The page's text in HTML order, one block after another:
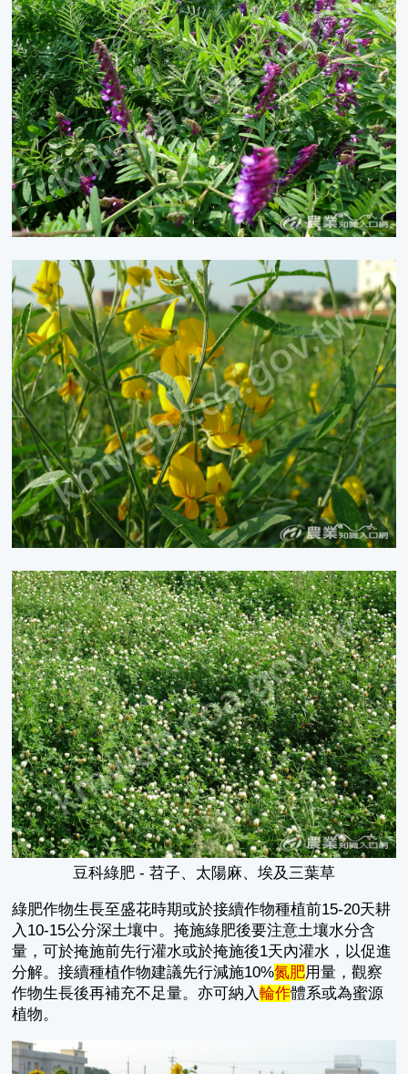
豆科綠肥 - 苕子、太陽麻、埃及三葉草
綠肥作物生長至盛花時期或於接續作物種植前15-20天耕
入10-15公分深土壤中。掩施綠肥後要注意土壤水分含
量，可於掩施前先行灌水或於掩施後1天內灌水，以促進
分解。接續種植作物建議先行減施10%氮肥用量，觀察
作物生長後再補充不足量。亦可納入輪作體系或為蜜源
植物。